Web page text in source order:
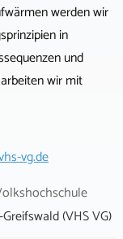
werden wir
in
und
wir mit
vg.de
(VHS VG)